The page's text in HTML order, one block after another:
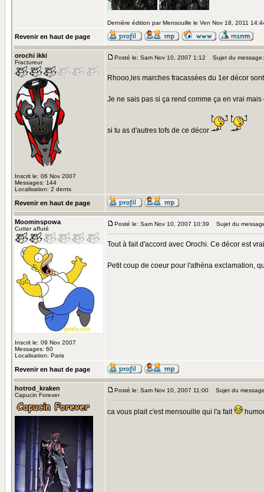
Dernière édition par Mensouille le Ven Nov 18, 2011
Revenir en haut de page
orochi ikki
Fractureur
Inscrit le: 06 Nov 2007
Messages: 144
Localisation: 2 dents
Posté le: Sam Nov 10, 2007 1:12 Sujet du message:
Rhooo,les marches fracassées du 1er décor
Je ne sais pas si ça rend comme ça en vrai
si tu as d'autres tofs de ce décor
Revenir en haut de page
Moominspowa
Cutter affuté
Inscrit le: 09 Nov 2007
Messages: 60
Localisation: Paris
Posté le: Sam Nov 10, 2007 10:39 Sujet du
Tout à fait d'accord avec Orochi. Ce décor est
Petit coup de coeur pour l'athéna exclamation,
Revenir en haut de page
hotrod_kraken
Capucin Forever
Posté le: Sam Nov 10, 2007 11:00 Sujet du
ca vous plait c'est mensouille qui l'a fait